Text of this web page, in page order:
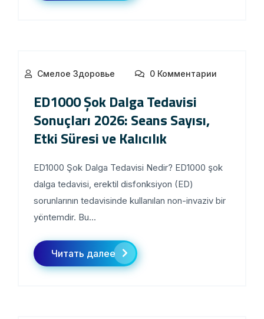
Смелое Здоровье 0 Комментарии
ED1000 Şok Dalga Tedavisi
Sonuçları 2026: Seans Sayısı,
Etki Süresi ve Kalıcılık
ED1000 Şok Dalga Tedavisi Nedir? ED1000 şok
dalga tedavisi, erektil disfonksiyon (ED)
sorunlarının tedavisinde kullanılan non-invaziv bir
yöntemdir. Bu...
Читать далее